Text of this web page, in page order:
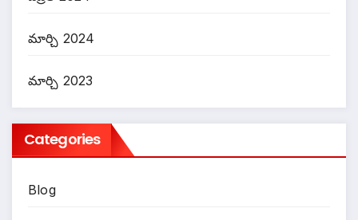
మార్చి 2024
మార్చి 2023
Categories
Blog